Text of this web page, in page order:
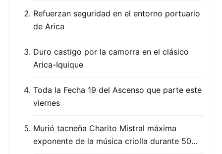
Refuerzan seguridad en el entorno portuario
de Arica
Duro castigo por la camorra en el clásico
Arica-Iquique
Toda la Fecha 19 del Ascenso que parte este
viernes
Murió tacneña Charito Mistral máxima
exponente de la música criolla durante 50…